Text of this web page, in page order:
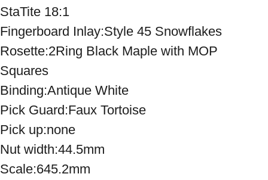
StaTite 18:1
Fingerboard Inlay:Style 45 Snowflakes
Rosette:2Ring Black Maple with MOP
Squares
Binding:Antique White
Pick Guard:Faux Tortoise
Pick up:none
Nut width:44.5mm
Scale:645.2mm